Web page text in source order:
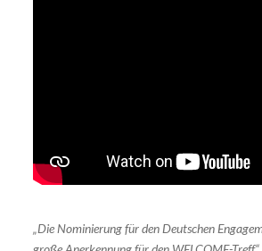
„Die Nominierung für den Deutschen